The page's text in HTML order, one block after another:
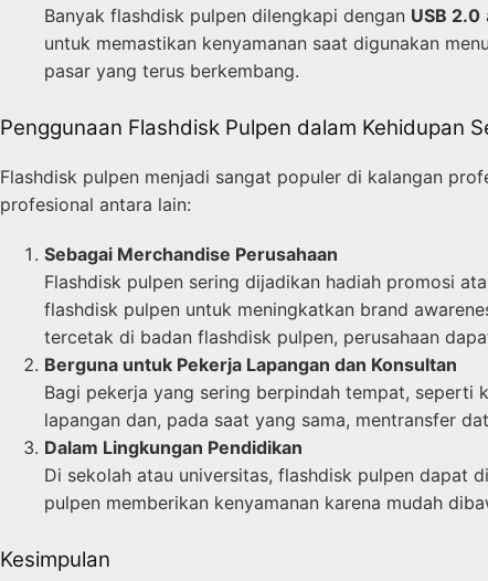
Banyak flashdisk pulpen dilengkapi dengan USB 2.0
untuk memastikan kenyamanan saat digunakan
pasar yang terus berkembang.
Penggunaan Flashdisk Pulpen dalam Kehidupan
Flashdisk pulpen menjadi sangat populer di kalangan
profesional antara lain:
Sebagai Merchandise Perusahaan
Flashdisk pulpen sering dijadikan hadiah promosi
flashdisk pulpen untuk meningkatkan brand
tercetak di badan flashdisk pulpen, perusahaan
Berguna untuk Pekerja Lapangan dan Konsultan
Bagi pekerja yang sering berpindah tempat, seperti
lapangan dan, pada saat yang sama, mentransfer
Dalam Lingkungan Pendidikan
Di sekolah atau universitas, flashdisk pulpen dapat
pulpen memberikan kenyamanan karena mudah
Kesimpulan